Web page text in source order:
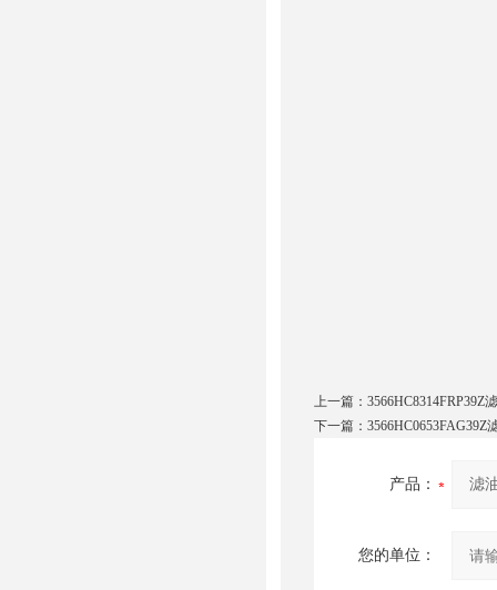
上一篇： 3566HC8314FRP39Z
下一篇： 3566HC0653FAG39Z
产品：
您的单位：